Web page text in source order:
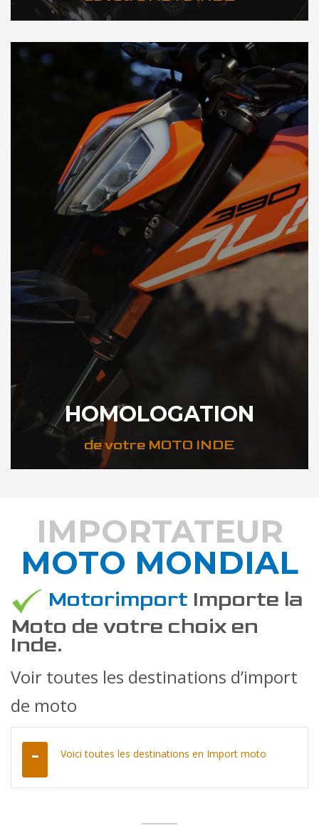
DÉCOUVREZ NOTRE IMPORTATION moto en Inde
HOMOLOGATION
de votre MOTO INDE
DÉCOUVREZ COMMENT
IMPORTATEUR
MOTO MONDIAL
Motorimport Importe la
Moto de votre choix en
Inde.
Voir toutes les destinations d’import
de moto
Voici toutes les destinations en Import moto